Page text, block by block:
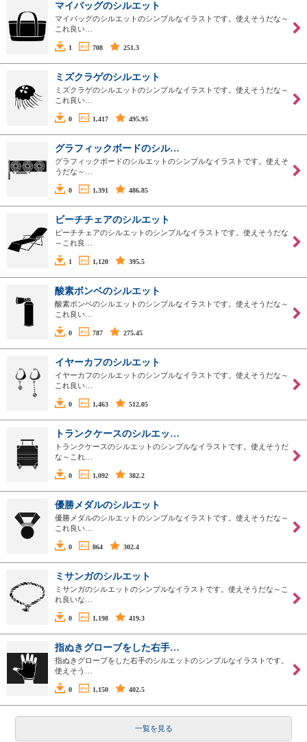
マイバッグのシルエット
マイバッグのシルエットのシンプルなイラストです。使えそうだな～
これ良い…
1 708 251.3
ミズクラゲのシルエット
ミズクラゲのシルエットのシンプルなイラストです。使えそうだな～
これ良い…
0 1,417 495.95
グラフィックボードのシル…
グラフィックボードのシルエットのシンプルなイラストです。使えそ
うだな～…
0 1,391 486.85
ビーチチェアのシルエット
ビーチチェアのシルエットのシンプルなイラストです。使えそうだな
～これ良…
1 1,120 395.5
酸素ボンベのシルエット
酸素ボンベのシルエットのシンプルなイラストです。使えそうだな～
これ良い…
0 787 275.45
イヤーカフのシルエット
イヤーカフのシルエットのシンプルなイラストです。使えそうだな～
これ良い…
0 1,463 512.05
トランクケースのシルエッ…
トランクケースのシルエットのシンプルなイラストです。使えそうだ
な～これ…
0 1,092 382.2
優勝メダルのシルエット
優勝メダルのシルエットのシンプルなイラストです。使えそうだな～
これ良い…
0 864 302.4
ミサンガのシルエット
ミサンガのシルエットのシンプルなイラストです。使えそうだな～こ
れ良いな…
0 1,198 419.3
指ぬきグローブをした右手…
指ぬきグローブをした右手のシルエットのシンプルなイラストです。
使えそう…
0 1,150 402.5
一覧を見る